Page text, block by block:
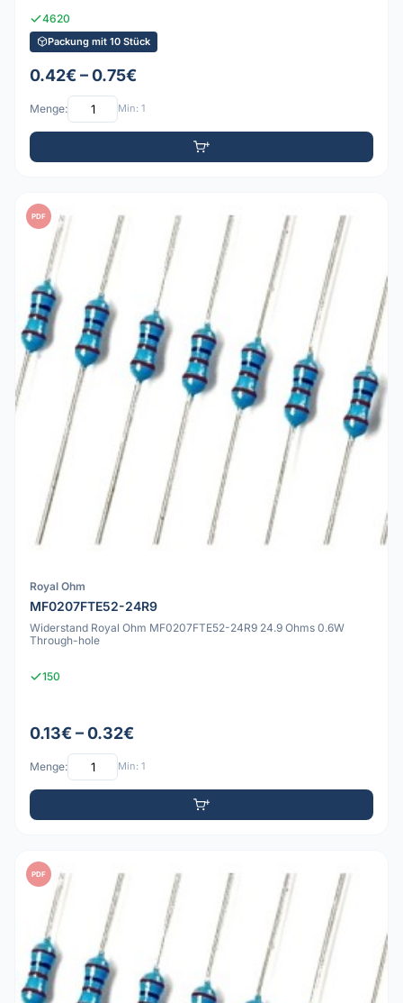
4620
Packung mit 10 Stück
0.42€ – 0.75€
Menge: Min: 1
PDF
Royal Ohm
MF0207FTE52-24R9
Widerstand Royal Ohm MF0207FTE52-24R9 24.9 Ohms 0.6W
Through-hole
150
0.13€ – 0.32€
Menge: Min: 1
PDF